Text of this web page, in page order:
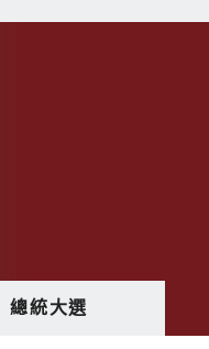
總統大選